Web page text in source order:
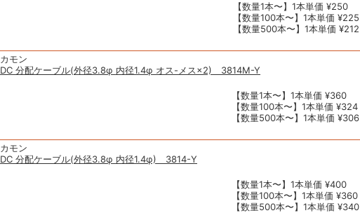
【数量1本〜】1本単価 ¥250
【数量100本〜】1本単価 ¥225
【数量500本〜】1本単価 ¥212
カモン
DC 分配ケーブル(外径3.8φ 内径1.4φ オス-メス×2) 3814M-Y
【数量1本〜】1本単価 ¥360
【数量100本〜】1本単価 ¥324
【数量500本〜】1本単価 ¥306
カモン
DC 分配ケーブル(外径3.8φ 内径1.4φ) 3814-Y
【数量1本〜】1本単価 ¥400
【数量100本〜】1本単価 ¥360
【数量500本〜】1本単価 ¥340